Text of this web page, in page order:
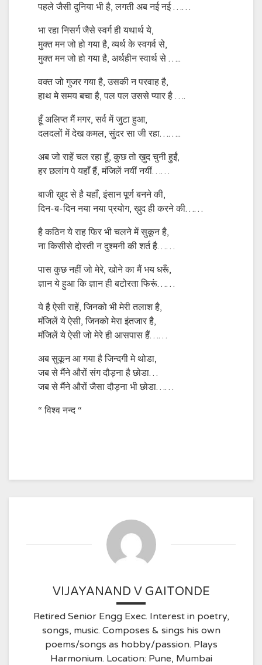
पहले जैसी दुनिया भी है, लगती अब नई नई ……
भा रहा निसर्ग जैसे स्वर्ग ही यथार्थ ये,
मुक्त मन जो हो गया है, व्यर्थ के स्वगर्व से,
मुक्त मन जो हो गया है, अर्थहीन स्वार्थ से …..
वक्त जो गुजर गया है, उसकी न परवाह है,
हाथ मे समय बचा है, पल पल उससे प्यार है ….
हूँ अलिप्त मैं मगर, सर्व में जुटा हुआ,
दलदलों में देख कमल, सुंदर सा जी रहा……..
अब जो राहें चल रहा हूँ, कुछ तो ख़ुद चुनी हुईं,
हर छलांग पे यहाँ हैं, मंजिलें नयीं नयीं……
बाजी ख़ुद से है यहाँ, इंसान पूर्ण बनने की,
दिन-ब-दिन नया नया प्रयोग, ख़ुद ही करने की……
है कठिन ये राह फिर भी चलने में सुकून है,
ना किसीसे दोस्ती न दुश्मनी की शर्त है……
पास कुछ नहीं जो मेरे, खोने का मैं भय धरूँ,
ज्ञान ये हुआ कि ज्ञान ही बटोरता फिरूं……
ये है ऐसी राहें, जिनको भी मेरी तलाश है,
मंजिलें ये ऐसी, जिनको मेरा इंतजार है,
मंजिलें ये ऐसी जो मेरे ही आसपास हैं……
अब सुकून आ गया है जिन्दगी मे थोडा,
जब से मैंने औरों संग दौड़ना है छोडा…
जब से मैंने औरों जैसा दौड़ना भी छोडा……
“ विश्व नन्द “
VIJAYANAND V GAITONDE
Retired Senior Engg Exec. Interest in poetry,
songs, music. Composes & sings his own
poems/songs as hobby/passion. Plays
Harmonium. Location: Pune, Mumbai